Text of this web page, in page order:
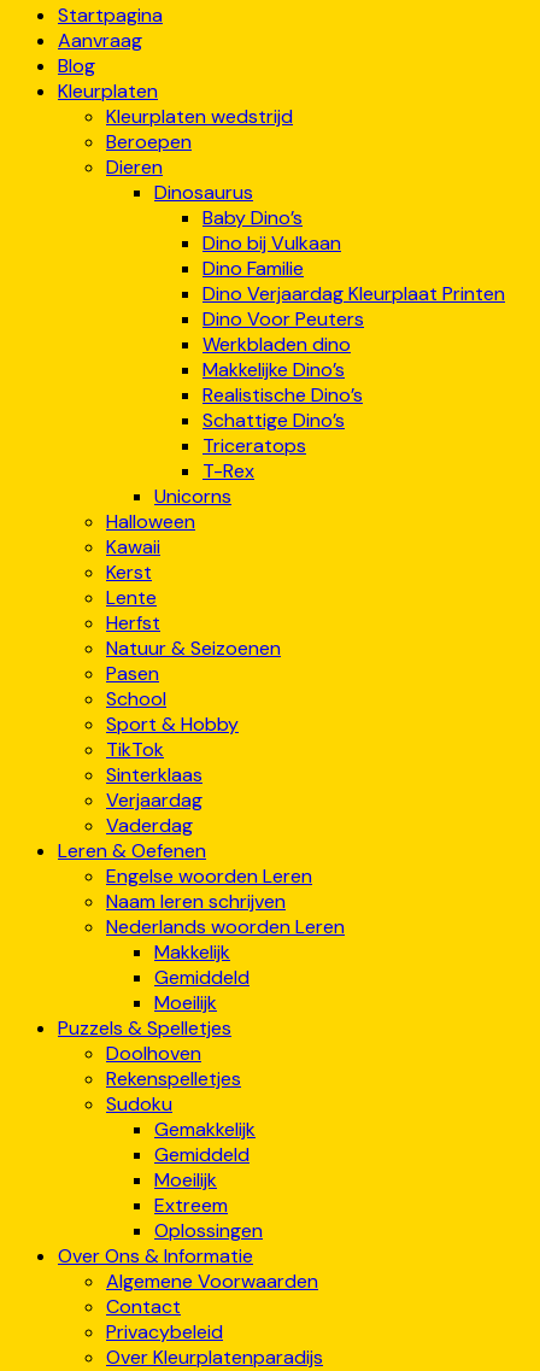
Startpagina
Aanvraag
Blog
Kleurplaten
Kleurplaten wedstrijd
Beroepen
Dieren
Dinosaurus
Baby Dino’s
Dino bij Vulkaan
Dino Familie
Dino Verjaardag Kleurplaat Printen
Dino Voor Peuters
Werkbladen dino
Makkelijke Dino’s
Realistische Dino’s
Schattige Dino’s
Triceratops
T-Rex
Unicorns
Halloween
Kawaii
Kerst
Lente
Herfst
Natuur & Seizoenen
Pasen
School
Sport & Hobby
TikTok
Sinterklaas
Verjaardag
Vaderdag
Leren & Oefenen
Engelse woorden Leren
Naam leren schrijven
Nederlands woorden Leren
Makkelijk
Gemiddeld
Moeilijk
Puzzels & Spelletjes
Doolhoven
Rekenspelletjes
Sudoku
Gemakkelijk
Gemiddeld
Moeilijk
Extreem
Oplossingen
Over Ons & Informatie
Algemene Voorwaarden
Contact
Privacybeleid
Over Kleurplatenparadijs